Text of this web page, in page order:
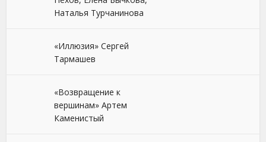
Наталья Турчанинова
«Иллюзия» Сергей
Тармашев
«Возвращение к
вершинам» Артем
Каменистый